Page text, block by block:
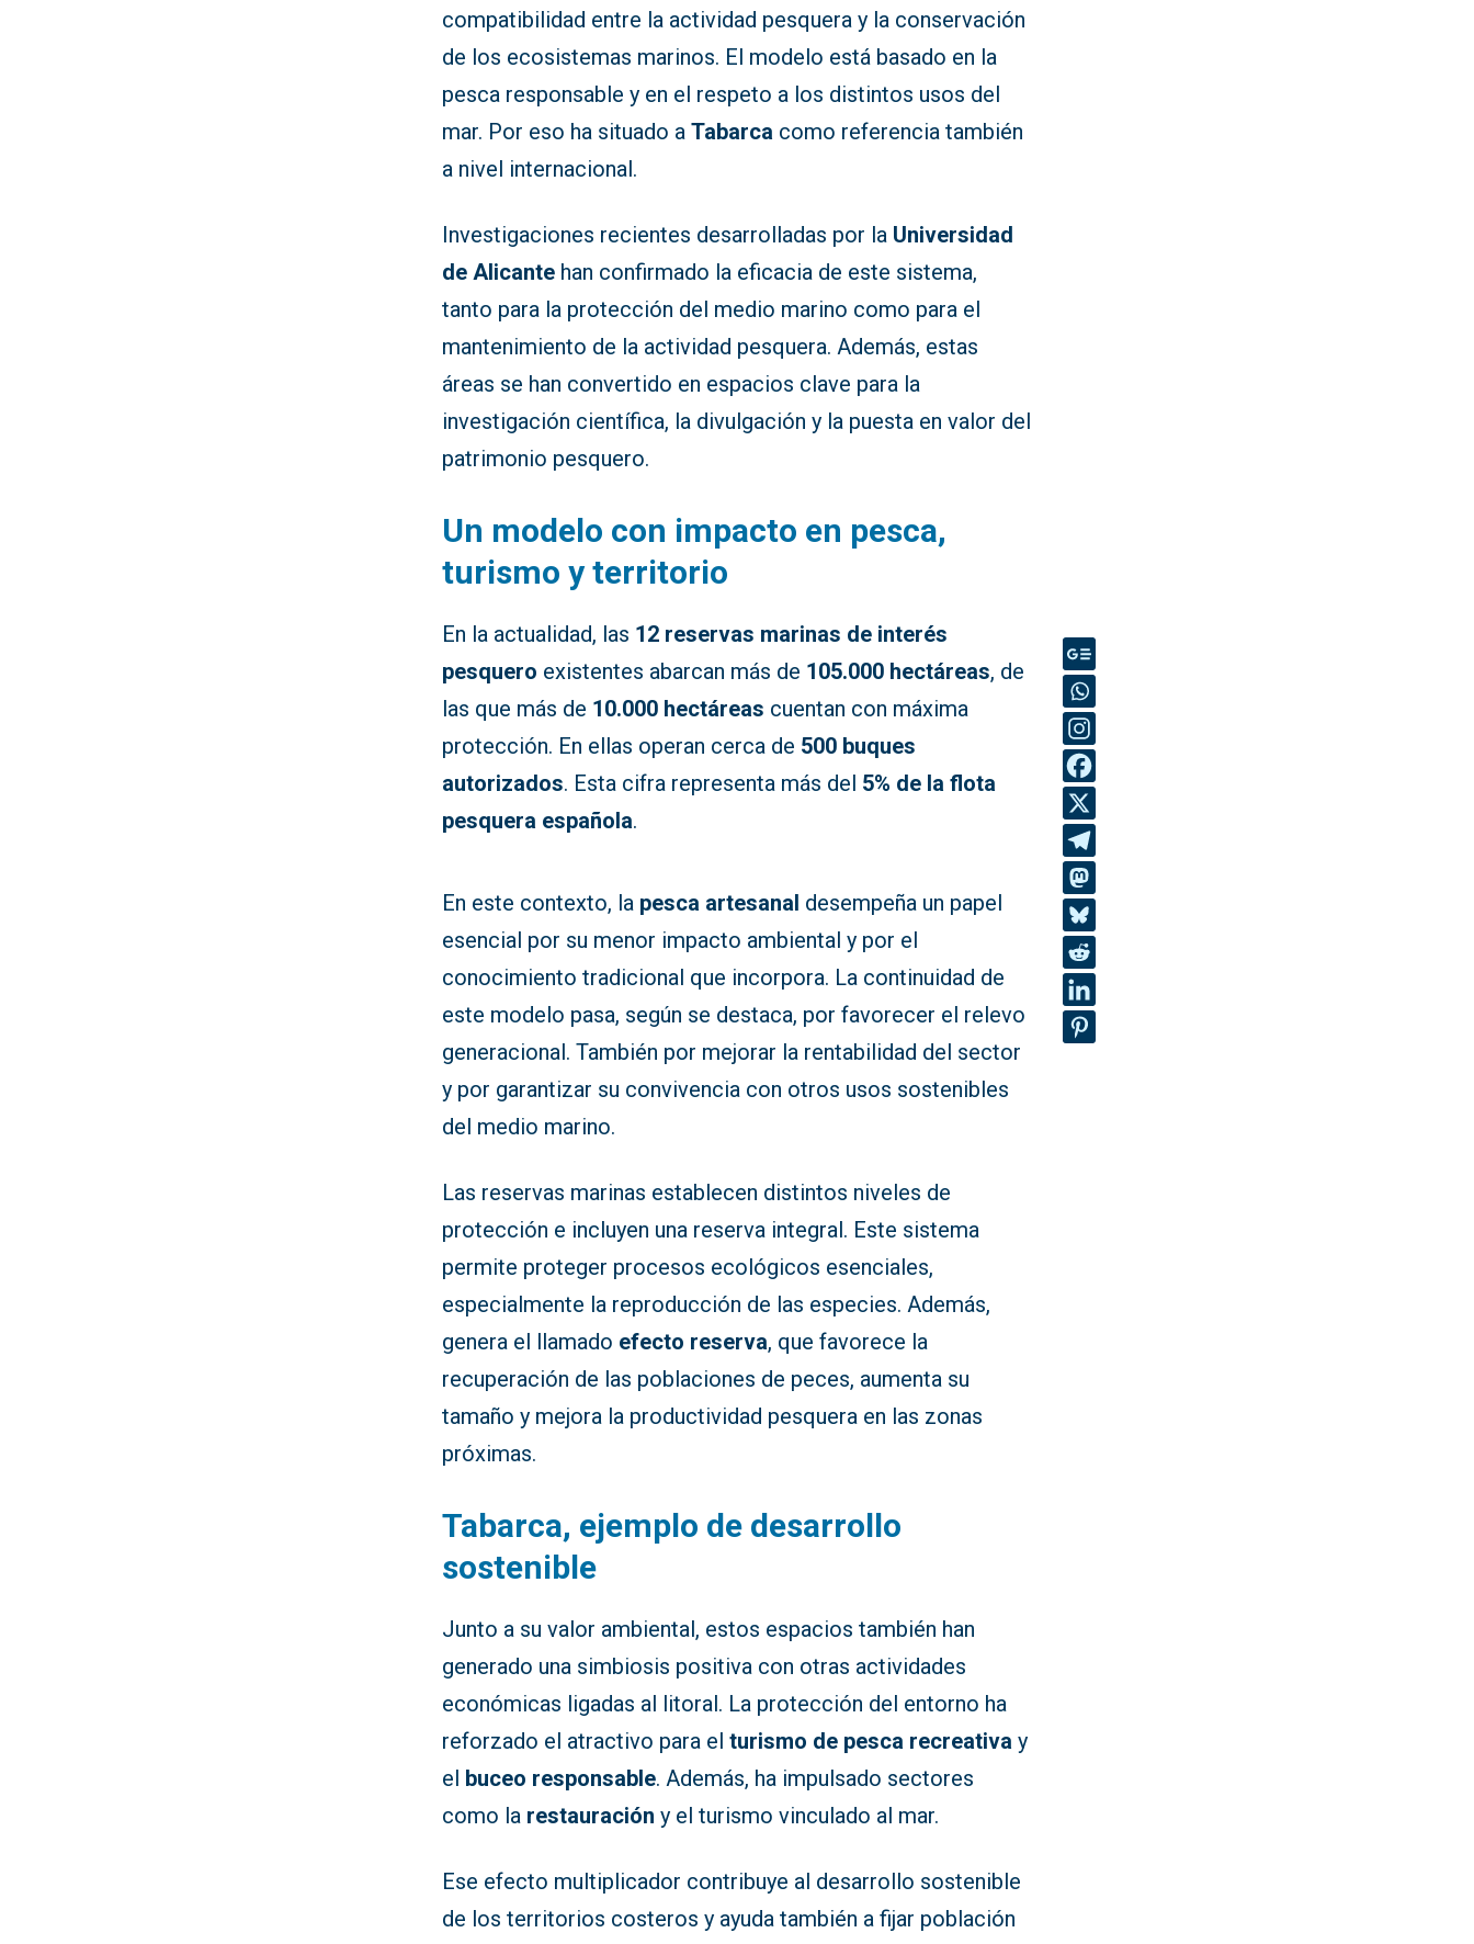
compatibilidad entre la actividad pesquera y la conservación
de los ecosistemas marinos. El modelo está basado en la
pesca responsable y en el respeto a los distintos usos del
mar. Por eso ha situado aTabarca como referencia también
a nivel internacional.
Investigaciones recientes desarrolladas por la Universidad
de Alicante han confirmado la eficacia de este sistema,
tanto para la protección del medio marino como para el
mantenimiento de la actividad pesquera. Además, estas
áreas se han convertido en espacios clave para la
investigación científica, la divulgación y la puesta en valor del
patrimonio pesquero.
Un modelo con impacto en pesca,
turismo y territorio
En la actualidad, las 12 reservas marinas de interés
pesquero existentes abarcan más de 105.000 hectáreas, de
las que más de 10.000 hectáreas cuentan con máxima
protección. En ellas operan cerca de 500 buques
autorizados. Esta cifra representa más del 5% de la flota
pesquera española.
En este contexto, la pesca artesanal desempeña un papel
esencial por su menor impacto ambiental y por el
conocimiento tradicional que incorpora. La continuidad de
este modelo pasa, según se destaca, por favorecer el relevo
generacional. También por mejorar la rentabilidad del sector
y por garantizar su convivencia con otros usos sostenibles
del medio marino.
Las reservas marinas establecen distintos niveles de
protección e incluyen una reserva integral. Este sistema
permite proteger procesos ecológicos esenciales,
especialmente la reproducción de las especies. Además,
genera el llamado efecto reserva, que favorece la
recuperación de las poblaciones de peces, aumenta su
tamaño y mejora la productividad pesquera en las zonas
próximas.
Tabarca, ejemplo de desarrollo
sostenible
Junto a su valor ambiental, estos espacios también han
generado una simbiosis positiva con otras actividades
económicas ligadas al litoral. La protección del entorno ha
reforzado el atractivo para elturismo de pesca recreativa y
el buceo responsable. Además, ha impulsado sectores
como la restauración y el turismo vinculado al mar.
Ese efecto multiplicador contribuye al desarrollo sostenible
de los territorios costeros y ayuda también a fijar población